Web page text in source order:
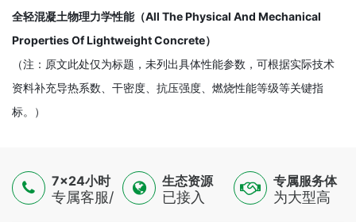
全轻混凝土物理力学性能（All The Physical And Mechanical
Properties Of Lightweight Concrete）
（注：原文此处仅为标题，未列出具体性能参数，可根据实际技术
资料补充导热系数、干密度、抗压强度、燃烧性能等级等关键指
标。）
7×24小时
服务
专属客服/
生态资源
已接入
专属服务体
验
为大型高